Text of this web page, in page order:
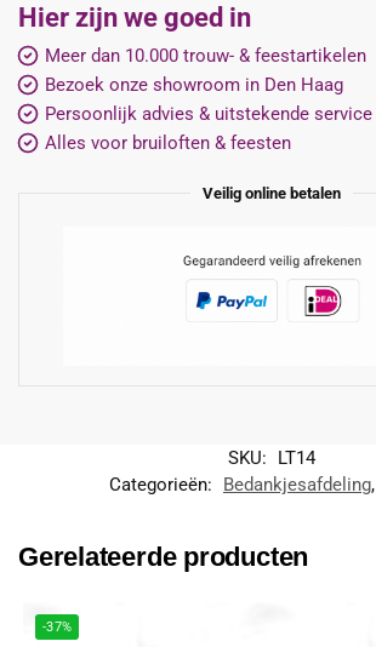
Hier zijn we goed in
Meer dan 10.000 trouw- & feestartikelen
Bezoek onze showroom in Den Haag
Persoonlijk advies & uitstekende service
Alles voor bruiloften & feesten
Veilig online betalen
SKU:
LT14
Categorieën:
Bedankjesafdeling,
Gerelateerde producten
-37%